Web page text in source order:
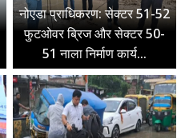
नोएडा प्राधिकरण: सेक्टर 51-52
फुटओवर ब्रिज और सेक्टर 50-
51 नाला निर्माण कार्य...